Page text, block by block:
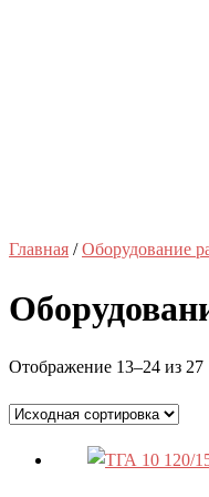
Главная /Оборудование
Отображение 13–24 из 27